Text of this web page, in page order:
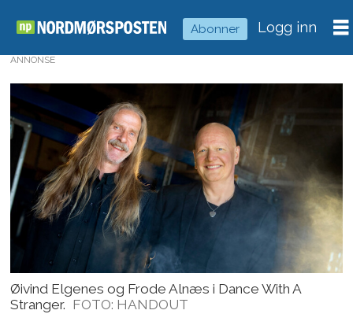
Abonner Logg inn
ANNONSE
Øivind Elgenes og Frode Alnæs i Dance With A
Stranger. FOTO: HANDOUT